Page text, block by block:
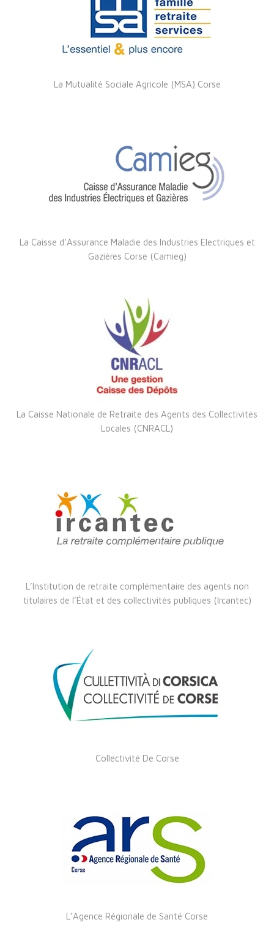
La Mutualité Sociale Agricole (MSA) Corse
La Caisse d’Assurance Maladie des Industries Electriques et
Gazières Corse (Camieg)
La Caisse Nationale de Retraite des Agents des Collectivités
Locales (CNRACL)
L’Institution de retraite complémentaire des agents non
titulaires de l’État et des collectivités publiques (Ircantec)
Collectivité De Corse
L’Agence Régionale de Santé Corse